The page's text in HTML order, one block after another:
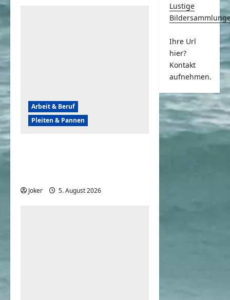
Arbeit & Beruf
Pleiten & Pannen
Joker 5. August 2026
Lustige
Ihre Url
hier?
Kontakt
aufnehmen.